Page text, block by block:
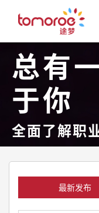
总有
于你
全面了解职
最新发布